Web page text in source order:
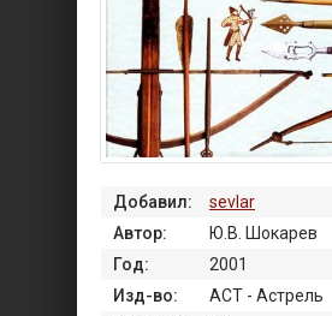
Добавил:
sevlar
Автор:
Ю.В. Шокарев
Год:
2001
Изд-во:
АСТ - Астрель